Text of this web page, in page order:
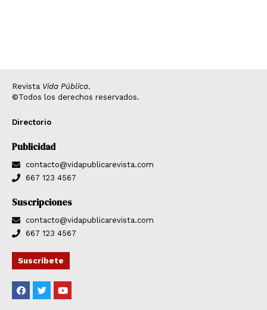
Revista Vida Pública.
©Todos los derechos reservados.
Directorio
Publicidad
contacto@vidapublicarevista.com
667 123 4567
Suscripciones
contacto@vidapublicarevista.com
667 123 4567
Suscríbete
F
a
T
w
Y
o